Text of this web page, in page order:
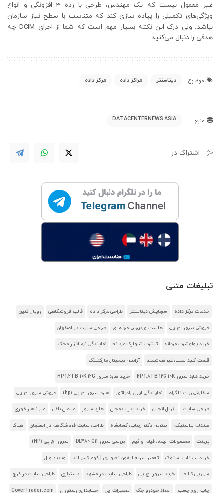
غیر معمول نیست که یک مهندس، طرحی با رده 3 افزونگی‌ و انواع
ویژگی‌های تکمیلی را پیاده سازی کند که متناسب با سطح نیاز سازمان
نباشد. ولی درک این نکته بسیار مهم است که شما از اجرای DCIM چه
هدفی را دنبال می‌کنید.
موضوع دیتاسنتر مراکز داده مرکز داده
منبع DATACENTERNEWS ASIA
اشتراک در
تبلیغات متنی
خدمات مرکز داده سرمایش دیتاسنتر طراحی مرکز داده قالب فروشگاهی رویال کنین
فروش سرور اچ پی هاست وردپرس حرفه ای طراحی سایت در اصفهان
خرید پولوشرت مردانه تیشرت شلوارک مردانه نمایندگی نرم افزار محک
قیمت کلید لمسی غیر هوشمند آژانس دیجیتال مارکتینگ
خرید هارد سرور HP 1.8TB 12G 10K خرید هارد سرور HP 1.2TB 10K 12G
سفارش ربات تلگرام نمایندگی ایران رادیاتور هارد سرور اچ پی (hp) فروش سرور اچ پی
طراحی سایت آنریل انجین خرید بذر بادمجان هارد سرور مبلمان باغی میز ناهار خوری
صندلی پلاستیکی بهترین دکتر زیبایی کرمانشاه طراحی سایت فروشگاهی در اصفهان هیرکا
پرینت محصولات انیمه، فیلم و گیم بررسی سرور DL380 G11 سرور اچ پی (HP)
خرید لپ تاپ استوک تعمیر سریع آیفون تصویری | کوماکس لند ویدیو وال
سی پی کالاف خرید سرور اچ پی طراحی سایت در مشهد دستیاری طراحی سایت در کرج
چاپ روی چسب امداد خودرو جک تعمیرات اپل حسابداری رستوران CoverTrader.com